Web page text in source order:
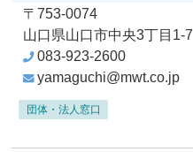
〒753-0074
山口県山口市中央3丁目1-7
083-923-2600
yamaguchi@mwt.co.jp
団体・法人窓口